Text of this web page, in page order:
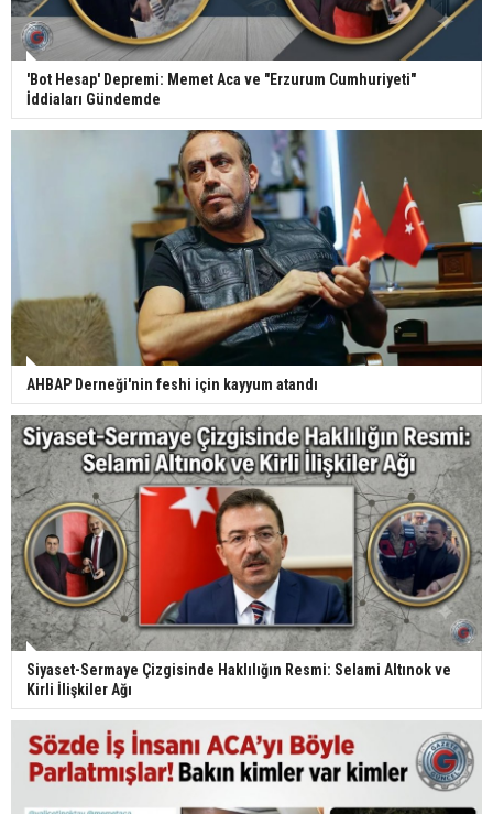
'Bot Hesap' Depremi: Memet Aca ve "Erzurum Cumhuriyeti"
İddiaları Gündemde
AHBAP Derneği'nin feshi için kayyum atandı
Siyaset-Sermaye Çizgisinde Haklılığın Resmi: Selami Altınok ve
Kirli İlişkiler Ağı